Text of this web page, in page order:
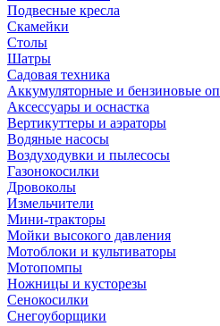
Подвесные кресла
Скамейки
Столы
Шатры
Садовая техника
Аккумуляторные и бензиновые
Аксессуары и оснастка
Вертикуттеры и аэраторы
Водяные насосы
Воздуходувки и пылесосы
Газонокосилки
Дровоколы
Измельчители
Мини-тракторы
Мойки высокого давления
Мотоблоки и культиваторы
Мотопомпы
Ножницы и кусторезы
Сенокосилки
Снегоуборщики